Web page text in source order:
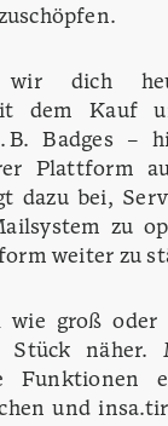
wir dich
dem Kauf
B. Badges –
Plattform
dazu bei,
zu
weiter zu
wie groß
Stück näher.
Funktionen
und